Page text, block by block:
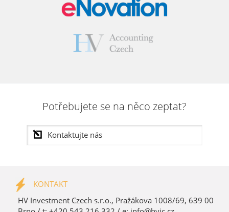
Potřebujete se na něco zeptat?
KONTAKT
HV Investment Czech s.r.o., Pražákova 1008/69, 639 00